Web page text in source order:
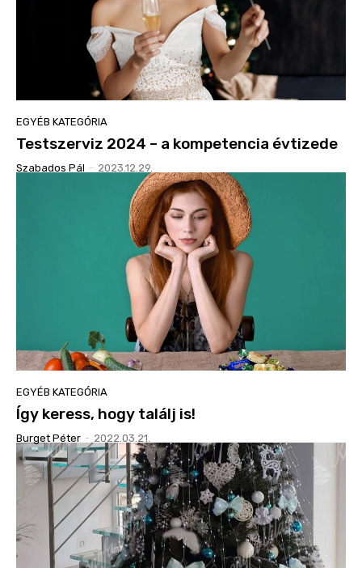
EGYÉB KATEGÓRIA
Testszerviz 2024 – a kompetencia évtizede
Szabados Pál - 2023.12.29.
EGYÉB KATEGÓRIA
Így keress, hogy találj is!
Burget Péter - 2022.03.21.